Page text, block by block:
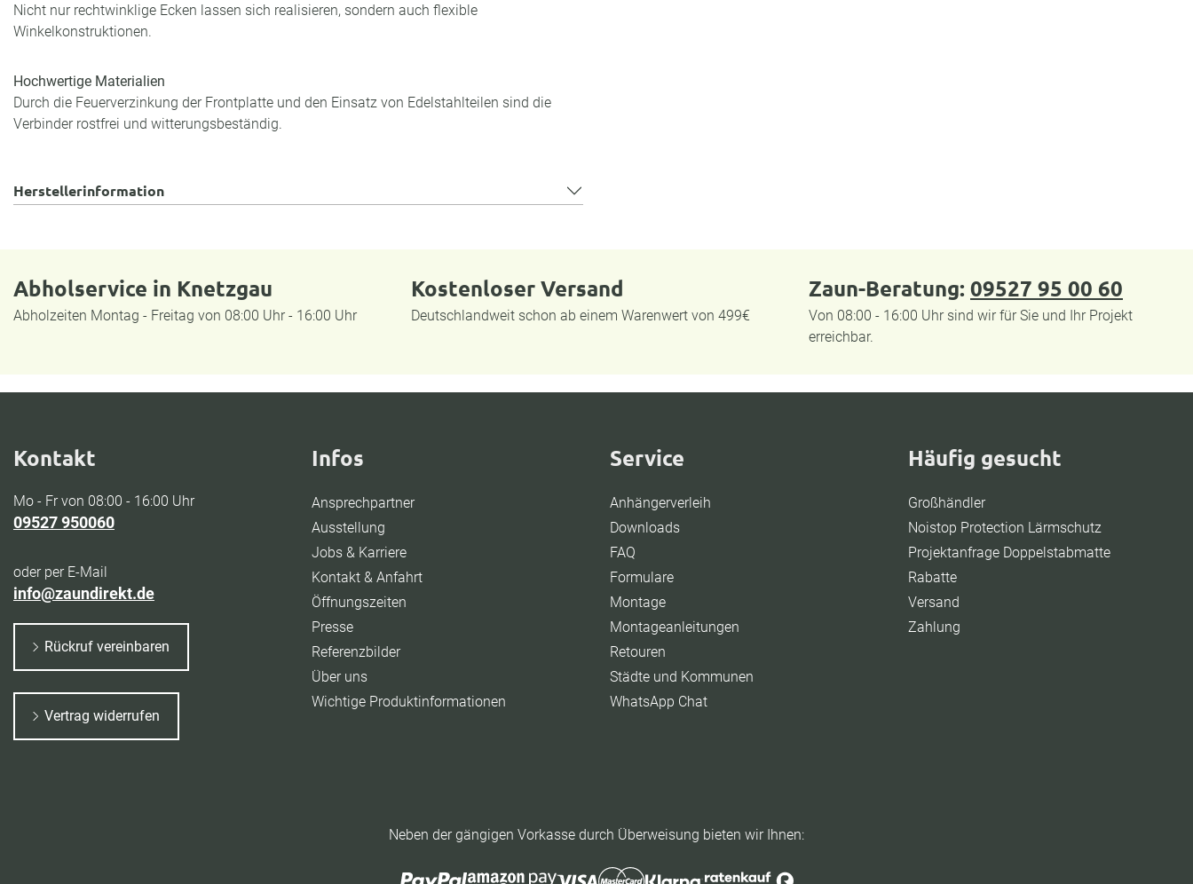
Nicht nur rechtwinklige Ecken lassen sich realisieren, sondern auch flexible
Winkelkonstruktionen.
Hochwertige Materialien
Durch die Feuerverzinkung der Frontplatte und den Einsatz von Edelstahlteilen sind die
Verbinder rostfrei und witterungsbeständig.
Herstellerinformation
Abholservice in Knetzgau
Abholzeiten Montag - Freitag von 08:00 Uhr - 16:00 Uhr
Kostenloser Versand
Deutschlandweit schon ab einem Warenwert von 499€
Zaun-Beratung: 09527 95 00 60
Von 08:00 - 16:00 Uhr sind wir für Sie und Ihr Projekt
erreichbar.
Kontakt
Mo - Fr von 08:00 - 16:00 Uhr
09527 950060
oder per E-Mail
info@zaundirekt.de
Rückruf vereinbaren
Vertrag widerrufen
Infos
Ansprechpartner
Ausstellung
Jobs & Karriere
Kontakt & Anfahrt
Öffnungszeiten
Presse
Referenzbilder
Über uns
Wichtige Produktinformationen
Service
Anhängerverleih
Downloads
FAQ
Formulare
Montage
Montageanleitungen
Retouren
Städte und Kommunen
WhatsApp Chat
Häufig gesucht
Großhändler
Noistop Protection Lärmschutz
Projektanfrage Doppelstabmatte
Rabatte
Versand
Zahlung
Neben der gängigen Vorkasse durch Überweisung bieten wir Ihnen: